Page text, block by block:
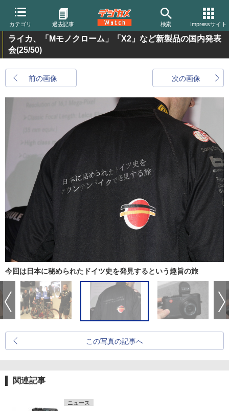
カテゴリ 過去記事 検索 Impressサイト
ライカ、「Mモノクローム」「X2」など新製品の国内発表
会(25/50)
前の画像 次の画像
今回は日本に秘められたドイツ史を発見するという趣旨の旅
この写真の記事へ
関連記事
ニュース